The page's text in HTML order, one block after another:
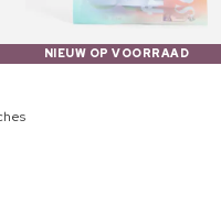
NIEUW OP VOORRAAD